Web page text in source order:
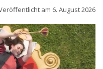
am 6. August 2026